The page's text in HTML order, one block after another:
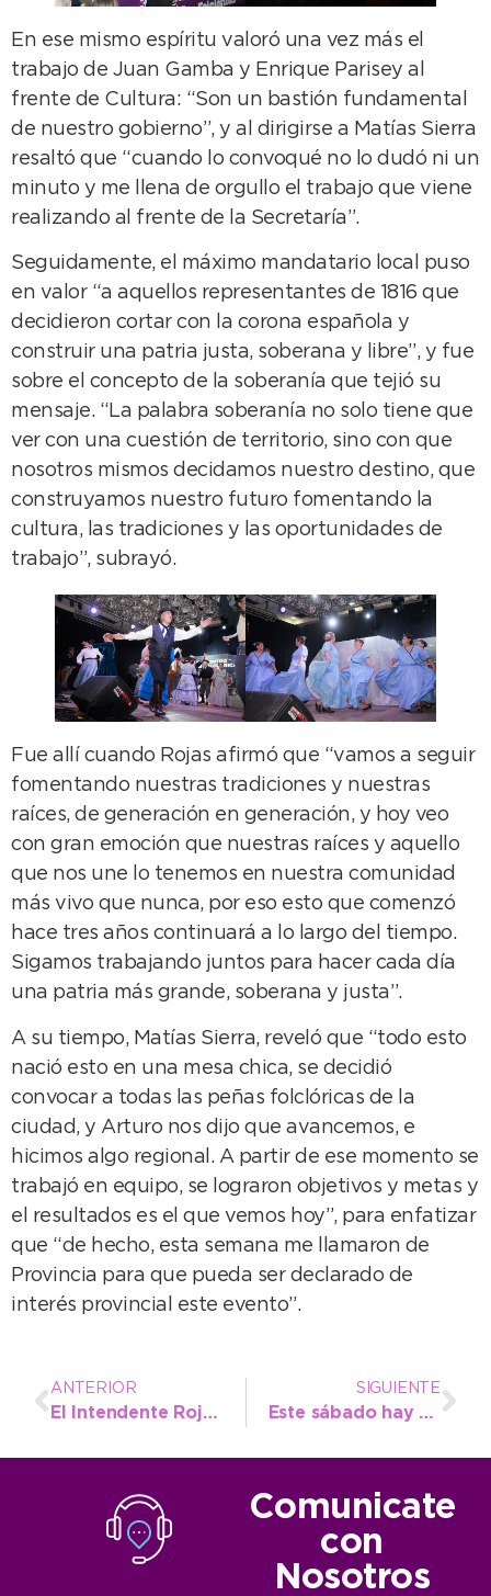
En ese mismo espíritu valoró una vez más el
trabajo de Juan Gamba y Enrique Parisey al
frente de Cultura: “Son un bastión fundamental
de nuestro gobierno”, y al dirigirse a Matías Sierra
resaltó que “cuando lo convoqué no lo dudó ni un
minuto y me llena de orgullo el trabajo que viene
realizando al frente de la Secretaría”.
Seguidamente, el máximo mandatario local puso
en valor “a aquellos representantes de 1816 que
decidieron cortar con la corona española y
construir una patria justa, soberana y libre”, y fue
sobre el concepto de la soberanía que tejió su
mensaje. “La palabra soberanía no solo tiene que
ver con una cuestión de territorio, sino con que
nosotros mismos decidamos nuestro destino, que
construyamos nuestro futuro fomentando la
cultura, las tradiciones y las oportunidades de
trabajo”, subrayó.
Fue allí cuando Rojas afirmó que “vamos a seguir
fomentando nuestras tradiciones y nuestras
raíces, de generación en generación, y hoy veo
con gran emoción que nuestras raíces y aquello
que nos une lo tenemos en nuestra comunidad
más vivo que nunca, por eso esto que comenzó
hace tres años continuará a lo largo del tiempo.
Sigamos trabajando juntos para hacer cada día
una patria más grande, soberana y justa”.
A su tiempo, Matías Sierra, reveló que “todo esto
nació esto en una mesa chica, se decidió
convocar a todas las peñas folclóricas de la
ciudad, y Arturo nos dijo que avancemos, e
hicimos algo regional. A partir de ese momento se
trabajó en equipo, se lograron objetivos y metas y
el resultados es el que vemos hoy”, para enfatizar
que “de hecho, esta semana me llamaron de
Provincia para que pueda ser declarado de
interés provincial este evento”.
ANTERIOR
El Intendente Rojas exige se revierta medida de PAMI que afecta a miles de adultos mayores en Necochea
SIGUIENTE
Este sábado hay nueva jornada de castración masiva de mascotas
Comunicate
con
Nosotros